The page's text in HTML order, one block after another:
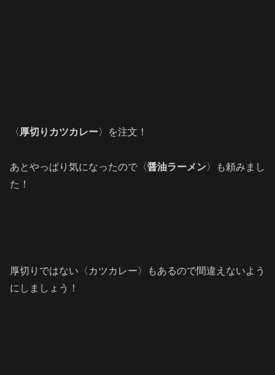
〈 厚切りカツカレー〉を注文！
あとやっぱり気になったので〈醤油ラーメン〉も頼みまし
た！
厚切りではない〈カツカレー〉もあるので間違えないよう
にしましょう！